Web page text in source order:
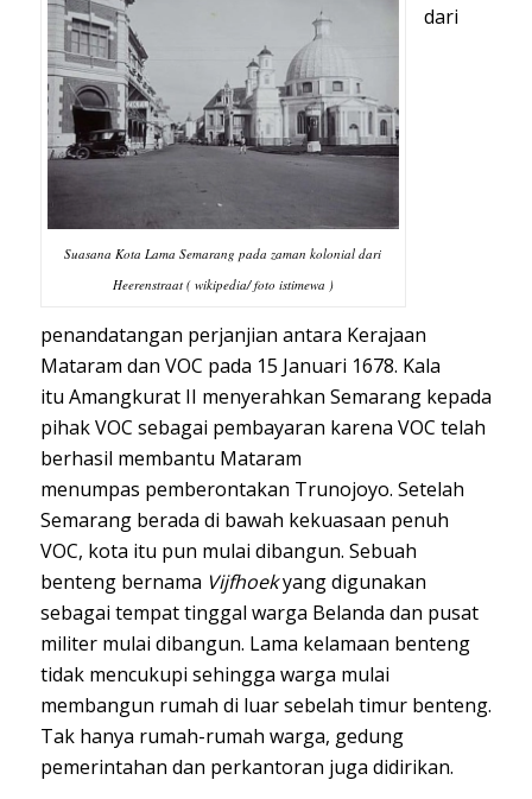
Suasana Kota Lama Semarang pada zaman kolonial dari
Heerenstraat ( wikipedia/ foto istimewa )
dari
penandatangan perjanjian antara Kerajaan
Mataram dan VOC pada 15 Januari 1678. Kala
itu Amangkurat II menyerahkan Semarang kepada
pihak VOC sebagai pembayaran karena VOC telah
berhasil membantu Mataram
menumpas pemberontakan Trunojoyo. Setelah
Semarang berada di bawah kekuasaan penuh
VOC, kota itu pun mulai dibangun. Sebuah
benteng bernama Vijfhoekyang digunakan
sebagai tempat tinggal warga Belanda dan pusat
militer mulai dibangun. Lama kelamaan benteng
tidak mencukupi sehingga warga mulai
membangun rumah di luar sebelah timur benteng.
Tak hanya rumah-rumah warga, gedung
pemerintahan dan perkantoran juga didirikan.